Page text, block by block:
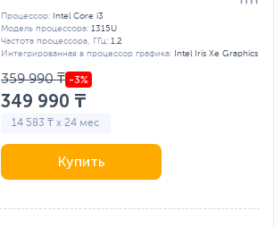
Процессор: Intel Core i3
Модель процессора: 1315U
Частота процессора, ГГц: 1.2
Интегрированная в процессор графика: Intel Iris Xe Graphics
359 990 ₸
349 990 ₸
14 583 ₸ x 24 мес
Купить